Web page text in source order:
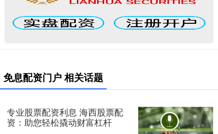
免息配资门户 相关话题
专业股票配资利息 海西股票配
资：助您轻松撬动财富杠杆